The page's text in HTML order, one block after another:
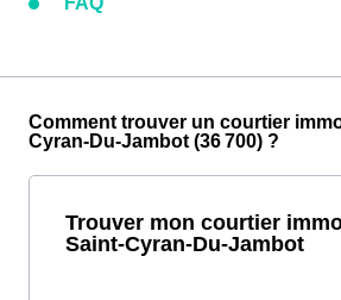
Comment trouver un courtier
Cyran-Du-Jambot (36 700) ?
Trouver mon courtier
Saint-Cyran-Du-Jambot